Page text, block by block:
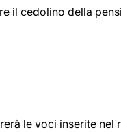
il cedolino della
le voci inserite nel